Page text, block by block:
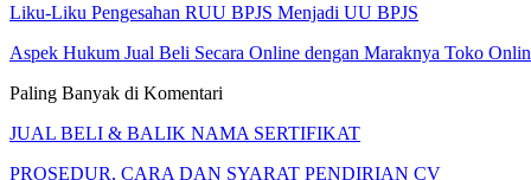
Liku-Liku Pengesahan RUU BPJS Menjadi UU BPJS
Aspek Hukum Jual Beli Secara Online dengan Maraknya Toko
Paling Banyak di Komentari
JUAL BELI & BALIK NAMA SERTIFIKAT
PROSEDUR, CARA DAN SYARAT PENDIRIAN CV